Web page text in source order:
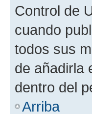
Control de
cuando
todos sus
de añadirla
dentro del
Arriba